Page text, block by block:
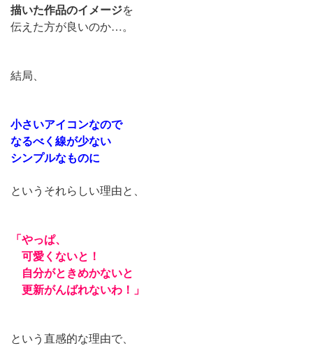
描いた作品のイメージを
伝えた方が良いのか…。
結局、
小さいアイコンなので
なるべく線が少ない
シンプルなものに
というそれらしい理由と、
「やっぱ、
可愛くないと！
自分がときめかないと
更新がんばれないわ！」
という直感的な理由で、